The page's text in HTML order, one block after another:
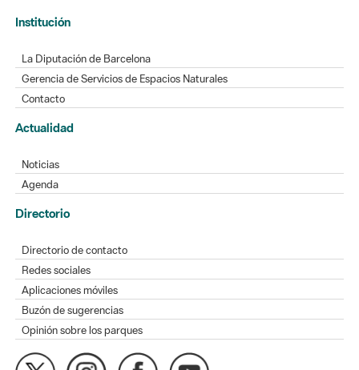
Gerencia de Servicios de Espacios Naturales
Actualidad
Noticias
Agenda
Directorio de contacto
Redes sociales
Buzón de sugerencias
Opinión sobre los parques